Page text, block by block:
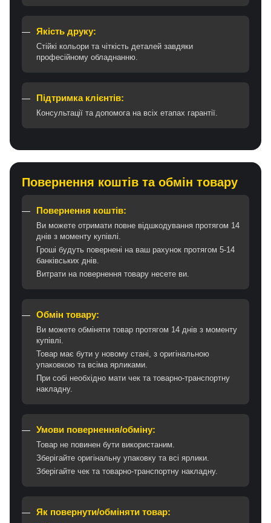
Якість друку:
Стійкі кольори та чіткість деталей завдяки
професійному обладнанню.
Підтримка клієнтів:
Консультації та допомога на всіх етапах гарантії.
Повернення коштів та обмін товару
Повернення коштів:
Ви можете отримати повне відшкодування протягом 14
днів з моменту купівлі.
Гроші будуть повернені на ваш рахунок протягом 5-14
банківських днів.
Витрати на повернення товару несете ви.
Обмін товару:
Ви можете обміняти товар протягом 14 днів з моменту
купівлі.
Товар має бути у новому стані, з оригінальною
упаковкою та всіма ярликами.
При собі необхідно мати чек та товарно-транспортну
накладну.
Умови повернення/обміну:
Товар не повинен бути використаним.
Зберігайте оригінальну упаковку та всі ярлики.
Зберігайте чек та товарно-транспортну накладну.
Як повернути/обміняти товар: